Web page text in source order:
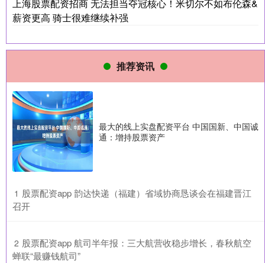
上海股票配资招商 无法担当夺冠核心！米切尔不如布伦森&
薪资更高 骑士很难继续补强
推荐资讯
最大的线上实盘配资平台 中国国新、中国诚
通：增持股票资产
1 ​股票配资app 韵达快递（福建）省域协商恳谈会在福建晋江
召开
2 ​股票配资app 航司半年报：三大航营收稳步增长，春秋航空
蝉联“最赚钱航司”